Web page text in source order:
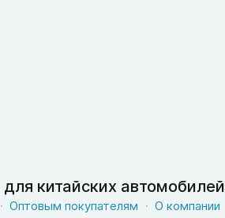
для китайских автомобилей
Оптовым покупателям О компании